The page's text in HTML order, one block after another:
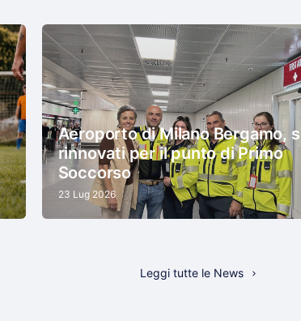
Aeroporto di Milano Bergamo,
rinnovati per il punto di Primo
Soccorso
23 Lug 2026
Leggi tutte le News